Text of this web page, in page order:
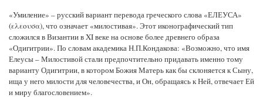
«Умиление» – русский вариант перевода греческого слова «ЕЛЕУСА»
(ελεουσα), что означает «милостивая». Этот иконографический тип
сложился в Византии в XI веке на основе более древнего образа
«Одигитрии». По словам академика Н.П.Кондакова: «Возможно, что имя
Елеусы – Милостивой стали предпочтительно придавать именно тому
варианту Одигитрии, в котором Божия Матерь как бы склоняется к Сыну,
ища у него милости для человечества, и Он, обращаясь к Ней, отвечает Ей
и миру благословением».